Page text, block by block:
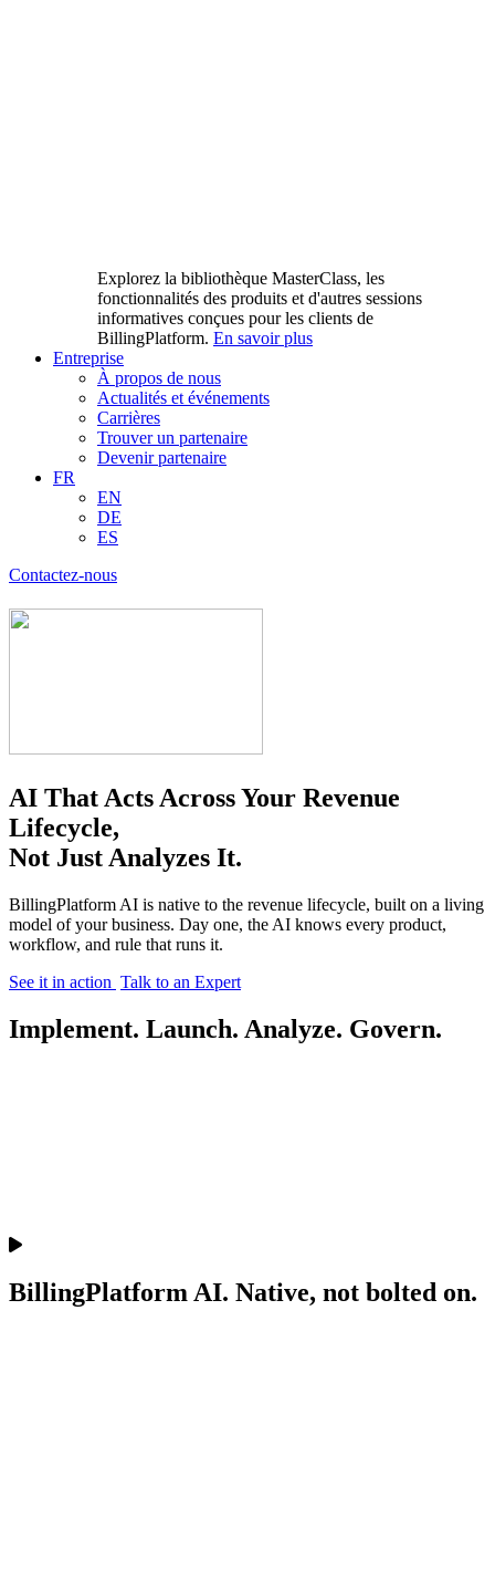
Explorez la bibliothèque MasterClass, les
fonctionnalités des produits et d'autres sessions
informatives conçues pour les clients de
BillingPlatform. En savoir plus
Entreprise
À propos de nous
Actualités et événements
Carrières
Trouver un partenaire
Devenir partenaire
FR
EN
DE
ES
Contactez-nous
AI That Acts Across Your Revenue
Lifecycle,
Not Just Analyzes It.
BillingPlatform AI is native to the revenue lifecycle, built on a living
model of your business. Day one, the AI knows every product,
workflow, and rule that runs it.
See it in action Talk to an Expert
Implement. Launch. Analyze. Govern.
BillingPlatform AI. Native, not bolted on.